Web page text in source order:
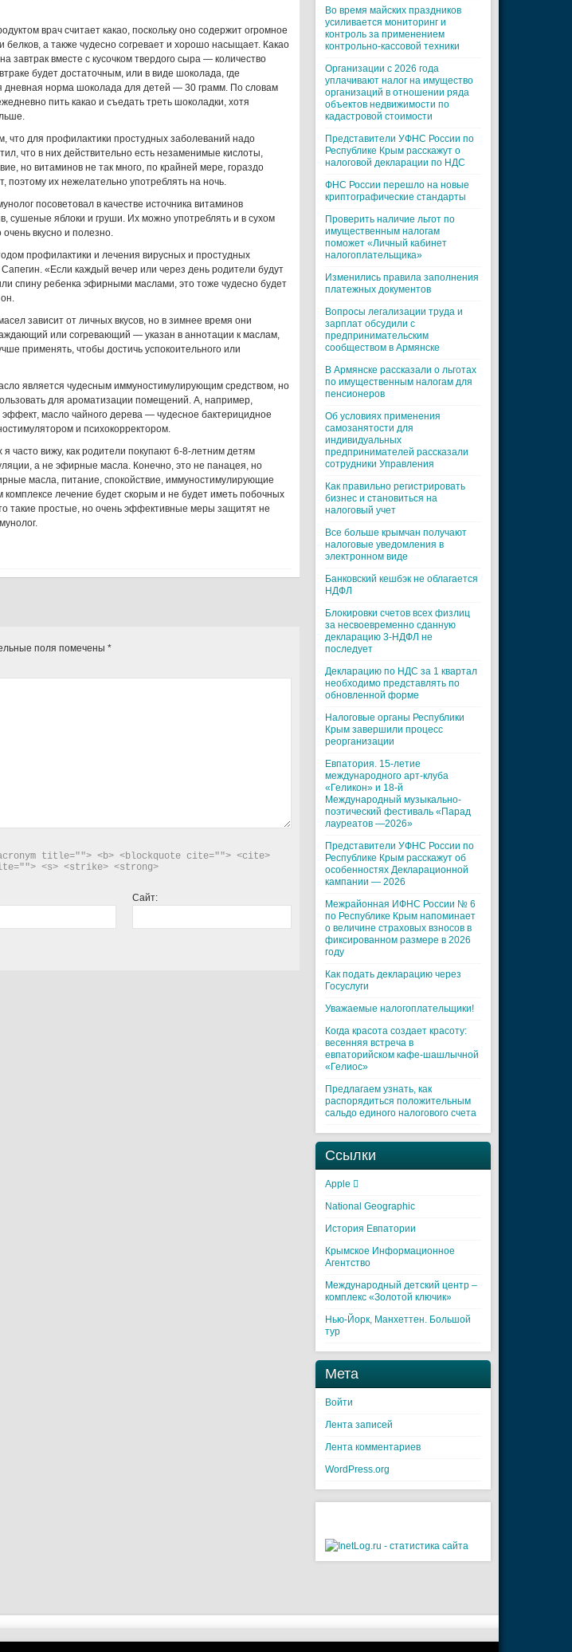
врач считает какао, поскольку оно содержит огромное
белков, а также чудесно согревает и хорошо насыщает. Какао
завтрак вместе с кусочком твердого сыра — количество
будет достаточным, или в виде шоколада, где
норма шоколада для детей — 30 грамм. По словам
пить какао и съедать треть шоколадки, хотя
что для профилактики простудных заболеваний надо
что в них действительно есть незаменимые кислоты,
но витаминов не так много, по крайней мере, гораздо
их нежелательно употреблять на ночь.
посоветовал в качестве источника витаминов
сушеные яблоки и груши. Их можно употреблять и в сухом
вкусно и полезно.
профилактики и лечения вирусных и простудных
«Если каждый вечер или через день родители будут
спину ребенка эфирными маслами, это тоже чудесно будет
зависит от личных вкусов, но в зимнее время они
или согревающий — указан в аннотации к маслам,
применять, чтобы достичь успокоительного или
является чудесным иммуностимулирующим средством, но
для ароматизации помещений. А, например,
масло чайного дерева — чудесное бактерицидное
и психокорректором.
часто вижу, как родители покупают 6-8-летним детям
а не эфирные масла. Конечно, это не панацея, но
масла, питание, спокойствие, иммуностимулирующие
лечение будет скорым и не будет иметь побочных
такие простые, но очень эффективные меры защитят не
поля помечены *
title=""> <b> <blockquote cite=""> <cite>
<s> <strike> <strong>
Сайт:
Во время майских праздников
усиливается мониторинг и
контроль за применением
контрольно-кассовой техники
Организации с 2026 года
уплачивают налог на имущество
организаций в отношении ряда
объектов недвижимости по
кадастровой стоимости
Представители УФНС России по
Республике Крым расскажут о
налоговой декларации по НДС
ФНС России перешло на новые
криптографические стандарты
Проверить наличие льгот по
имущественным налогам
поможет «Личный кабинет
налогоплательщика»
Изменились правила заполнения
платежных документов
Вопросы легализации труда и
зарплат обсудили с
предпринимательским
сообществом в Армянске
В Армянске рассказали о льготах
по имущественным налогам для
пенсионеров
Об условиях применения
самозанятости для
индивидуальных
предпринимателей рассказали
сотрудники Управления
Как правильно регистрировать
бизнес и становиться на
налоговый учет
Все больше крымчан получают
налоговые уведомления в
электронном виде
Банковский кешбэк не облагается
НДФЛ
Блокировки счетов всех физлиц
за несвоевременно сданную
декларацию 3-НДФЛ не
последует
Декларацию по НДС за 1 квартал
необходимо представлять по
обновленной форме
Налоговые органы Республики
Крым завершили процесс
реорганизации
Евпатория. 15-летие
международного арт-клуба
«Геликон» и 18-й
Международный музыкально-
поэтический фестиваль «Парад
лауреатов —2026»
Представители УФНС России по
Республике Крым расскажут об
особенностях Декларационной
кампании — 2026
Межрайонная ИФНС России № 6
по Республике Крым напоминает
о величине страховых взносов в
фиксированном размере в 2026
году
Как подать декларацию через
Госуслуги
Уважаемые налогоплательщики!
Когда красота создает красоту:
весенняя встреча в
евпаторийском кафе-шашлычной
«Гелиос»
Предлагаем узнать, как
распорядиться положительным
сальдо единого налогового счета
Ссылки
Apple 
National Geographic
История Евпатории
Крымское Информационное
Агентство
Международный детский центр –
комплекс «Золотой ключик»
Нью-Йорк, Манхеттен. Большой
тур
Мета
Войти
Лента записей
Лента комментариев
WordPress.org